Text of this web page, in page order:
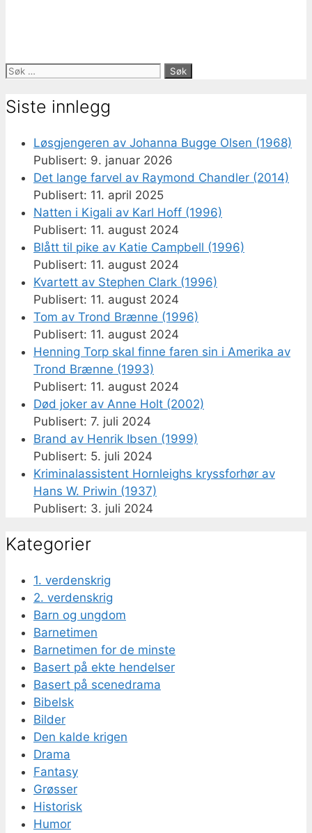
Søk
Siste innlegg
Løsgjengeren av Johanna Bugge Olsen (1968)
9. januar 2026
Det lange farvel av Raymond Chandler (2014)
11. april 2025
Natten i Kigali av Karl Hoff (1996)
11. august 2024
Blått til pike av Katie Campbell (1996)
11. august 2024
Kvartett av Stephen Clark (1996)
11. august 2024
Tom av Trond Brænne (1996)
11. august 2024
Henning Torp skal finne faren sin i Amerika av
Trond Brænne (1993)
11. august 2024
Død joker av Anne Holt (2002)
7. juli 2024
Brand av Henrik Ibsen (1999)
5. juli 2024
Kriminalassistent Hornleighs kryssforhør av
Hans W. Priwin (1937)
3. juli 2024
Kategorier
1. verdenskrig
2. verdenskrig
Barn og ungdom
Barnetimen
Barnetimen for de minste
Basert på ekte hendelser
Basert på scenedrama
Bibelsk
Bilder
Den kalde krigen
Drama
Fantasy
Grøsser
Historisk
Humor